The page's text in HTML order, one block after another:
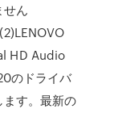
ん
HD Audio
のドライバ
す。最新の